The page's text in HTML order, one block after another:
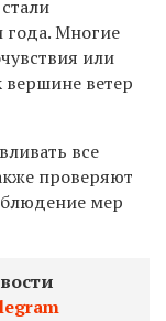
года. Многие
или
ветер
все
проверяют
мер